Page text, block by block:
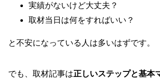
実績がないけど大丈夫？
取材当日は何をすればいい？
と不安になっている人は多いはずです。
でも、取材記事は正しいステップと基本